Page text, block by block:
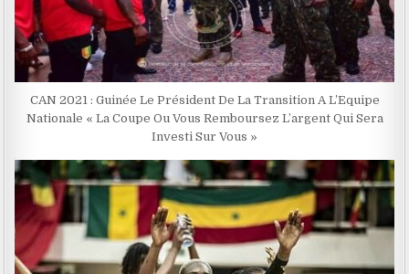
CAN 2021 : Guinée Le Président De La Transition A L’Equipe
Nationale « La Coupe Ou Vous Remboursez L’argent Qui Sera
Investi Sur Vous »